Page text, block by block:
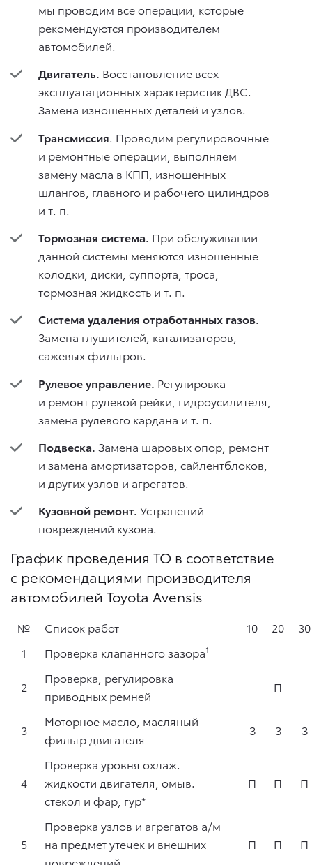
мы проводим все операции, которые
рекомендуются производителем
автомобилей.
Двигатель. Восстановление всех
эксплуатационных характеристик ДВС.
Замена изношенных деталей и узлов.
Трансмиссия . Проводим регулировочные
и ремонтные операции, выполняем
замену масла в КПП, изношенных
шлангов, главного и рабочего цилиндров
и т. п.
Тормозная система. При обслуживании
данной системы меняются изношенные
колодки, диски, суппорта, троса,
тормозная жидкость и т. п.
Система удаления отработанных газов.
Замена глушителей, катализаторов,
сажевых фильтров.
Рулевое управление. Регулировка
и ремонт рулевой рейки, гидроусилителя,
замена рулевого кардана и т. п.
Подвеска. Замена шаровых опор, ремонт
и замена амортизаторов, сайлентблоков,
и других узлов и агрегатов.
Кузовной ремонт. Устранений
повреждений кузова.
График проведения ТО в соответствие
с рекомендациями производителя
автомобилей Toyota Avensis
№ Список работ 10 20
30
1
Проверка клапанного зазора1
2
Проверка, регулировка
приводных ремней
П
3
Моторное масло, масляный
фильтр двигателя
З З З
4
Проверка уровня охлаж.
жидкости двигателя, омыв.
стекол и фар, гур*
П П П
5
Проверка узлов и агрегатов а/м
на предмет утечек и внешних
повреждений
П П П